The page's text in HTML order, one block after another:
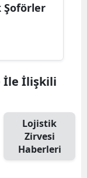
Şoförler
İle İlişkili
Lojistik
Zirvesi
Haberleri